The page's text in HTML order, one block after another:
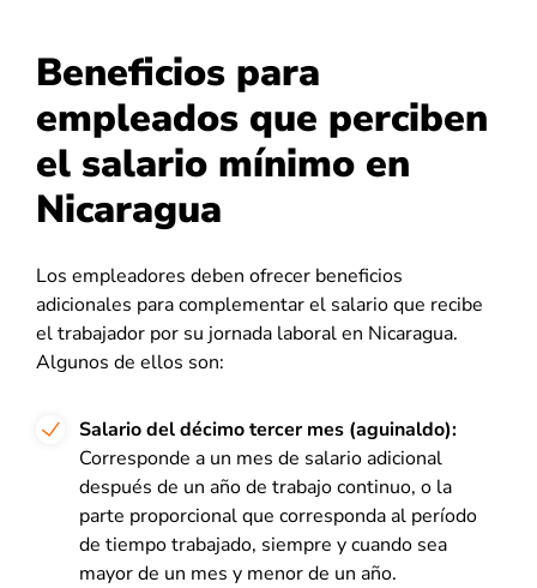
Beneficios para
empleados que perciben
el salario mínimo en
Nicaragua
Los empleadores deben ofrecer beneficios
adicionales para complementar el salario que recibe
el trabajador por su jornada laboral en Nicaragua.
Algunos de ellos son:
Salario del décimo tercer mes (aguinaldo):
Corresponde a un mes de salario adicional
después de un año de trabajo continuo, o la
parte proporcional que corresponda al período
de tiempo trabajado, siempre y cuando sea
mayor de un mes y menor de un año.